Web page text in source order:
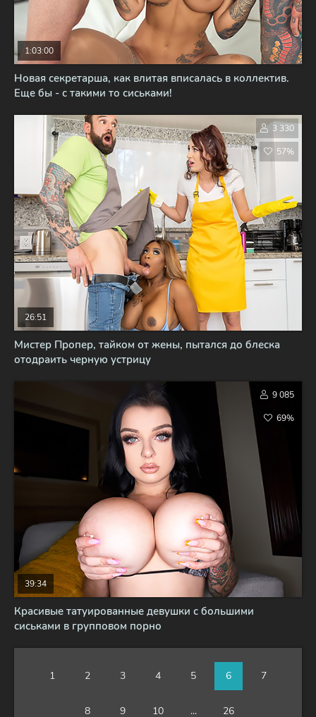
Новая секретарша, как влитая вписалась в коллектив.
Еще бы - с такими то сиськами!
1:03:00
Мистер Пропер, тайком от жены, пытался до блеска
отодраить черную устрицу
26:51
3 330
57%
Красивые татуированные девушки с большими
сиськами в групповом порно
39:34
9 085
69%
1 2 3 4 5 6 7
8 9 10 ... 26